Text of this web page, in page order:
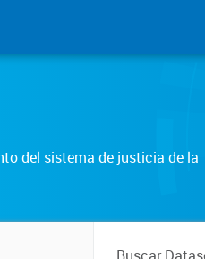
del sistema de justicia de la